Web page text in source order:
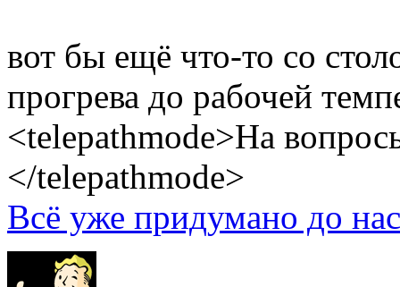
вот бы ещё что-то со
прогрева до рабочей
<telepathmode>На
</telepathmode>
Всё уже придумано до